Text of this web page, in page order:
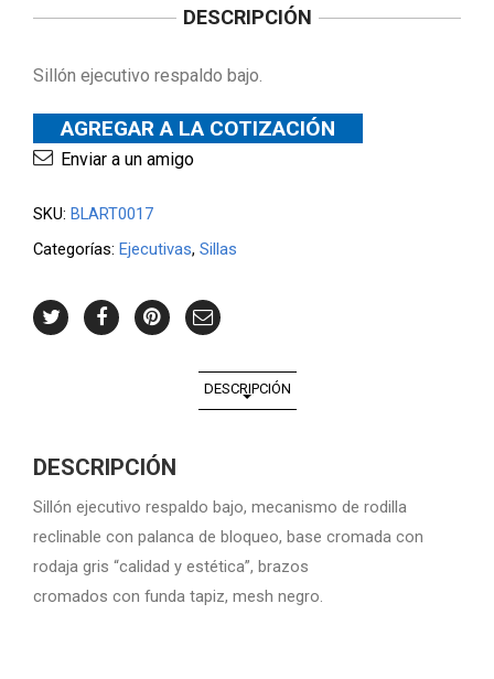
DESCRIPCIÓN
Sillón ejecutivo respaldo bajo.
AGREGAR A LA COTIZACIÓN
Enviar a un amigo
SKU: BLART0017
Categorías: Ejecutivas, Sillas
DESCRIPCIÓN
DESCRIPCIÓN
Sillón ejecutivo respaldo bajo, mecanismo de rodilla
reclinable con palanca de bloqueo, base cromada con
rodaja gris “calidad y estética”, brazos
cromados con funda tapiz, mesh negro.